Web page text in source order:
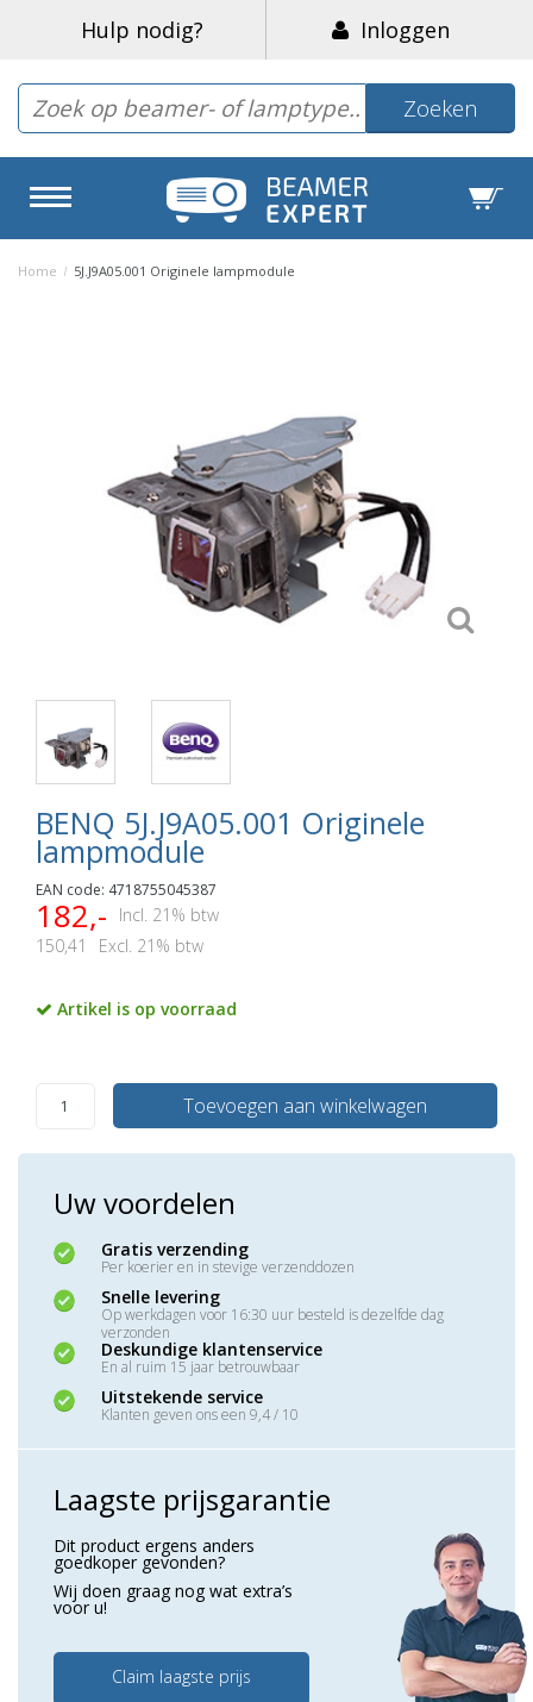
Hulp nodig? Inloggen
Zoeken
Home / 5J.J9A05.001 Originele lampmodule
BENQ 5J.J9A05.001 Originele
lampmodule
EAN code: 4718755045387
182,-
Incl. 21% btw
150,41
Excl. 21% btw
Artikel is op voorraad
Toevoegen aan winkelwagen
Uw voordelen
Gratis verzending
Per koerier en in stevige verzenddozen
Snelle levering
Op werkdagen voor 16:30 uur besteld is dezelfde dag
verzonden
Deskundige klantenservice
En al ruim 15 jaar betrouwbaar
Uitstekende service
Klanten geven ons een 9,4 / 10
Laagste prijsgarantie
Dit product ergens anders
goedkoper gevonden?
Wij doen graag nog wat extra’s
voor u!
Claim laagste prijs